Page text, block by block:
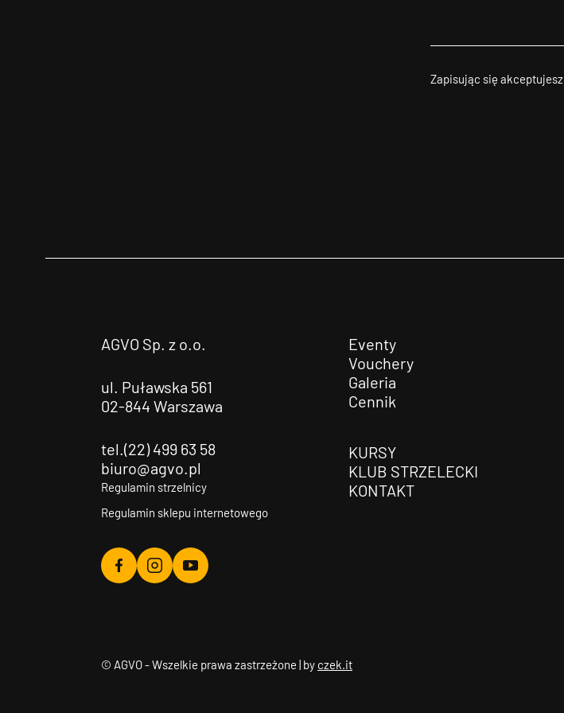
Zapisując się akceptujesz
AGVO Sp. z o.o.
ul. Puławska 561
02-844 Warszawa
tel.(22) 499 63 58
biuro@agvo.pl
Regulamin strzelnicy
Regulamin sklepu internetowego
Agvo
Agvo
Agvo
Eventy
Vouchery
Galeria
Cennik
KURSY
KLUB STRZELECKI
KONTAKT
© AGVO - Wszelkie prawa zastrzeżone | by czek.it